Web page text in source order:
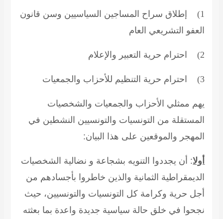
1)
إطلاق سراح المساجين السياسيين وسن قانون
العفو التشريعي العام
2) احترام حرية التعبير والإعلام
3) احترام حرية التنظيم للأحزاب والجمعيات
يهم ممثلي الأحزاب والجمعيات والشخصيات
المستقلة من التونسيات والتونسيين النشطين في
المهجر والموقعين على هذا البيان:
أولا: أن يجددوا التنويه بشجاعة و نضالية الشخصيات
الديمقراطية الثمانية والذين خاطروا بأجسادهم من
أجل حرية وكرامة كل التونسيات والتونسيين، حيث
نجحوا في خلق حالة سياسية جديدة واعدة بما بعثته